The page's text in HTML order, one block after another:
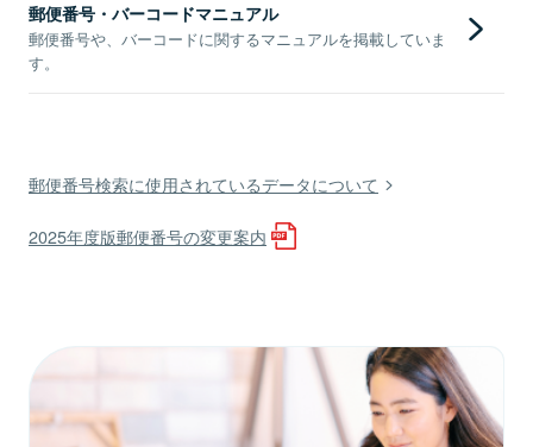
郵便番号・バーコードマニュアル
郵便番号や、バーコードに関するマニュアルを掲載していま
す。
郵便番号検索に使用されているデータについて
2025年度版郵便番号の変更案内